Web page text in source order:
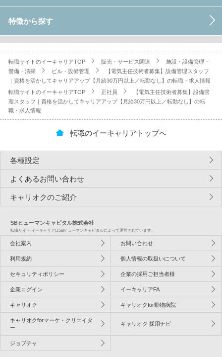
特徴から探す
転職サイトのイーキャリアTOP 販売・サービス関連
施設・設備管理・
警備・清掃
ビル・設備管理
【電気主任技術者募集】設備管理スタッフ
｜資格を活かしてキャリアアップ【月給30万円以上／転勤なし】の転職・求人情報
転職サイトのイーキャリアTOP
正社員
【電気主任技術者募集】設備管
理スタッフ｜資格を活かしてキャリアアップ【月給30万円以上／転勤なし】の転
職・求人情報
転職のイーキャリアトップへ
各種設定
よくあるお問い合わせ
キャリオクのご紹介
SBヒューマンキャピタル株式会社
転職サイト イーキャリアはSBヒューマンキャピタルによって運営されています。
会社案内 お問い合わせ
利用規約 個人情報の取扱いについて
セキュリティポリシー 企業の採用ご担当者様
企業ログイン イーキャリアFA
キャリオク キャリオクfor動物病院
キャリオクforマーケ・クリエイタ
ー
キャリオク 採用ナビ
ジョブチャ